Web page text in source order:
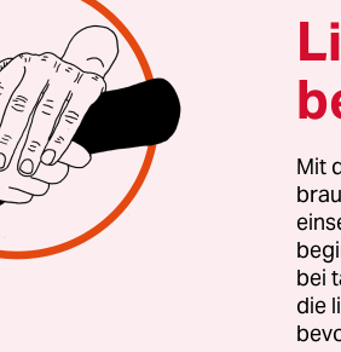
Regierungspartei HDZ von
Auszählung von mehr
Sitze im Parlament in
Wahl im Jahr 2020.
3,7 Millionen Wählerin
Urnengang aufgerufen, die
– für Kroatien ist das
Wahlkampf zwischen dem
Herausforderer,
Mit
bei
die